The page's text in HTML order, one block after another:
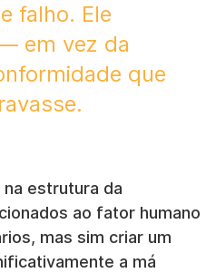
falho. Ele
em vez da
que
estrutura da
ao fator humano
mas sim criar um
a má